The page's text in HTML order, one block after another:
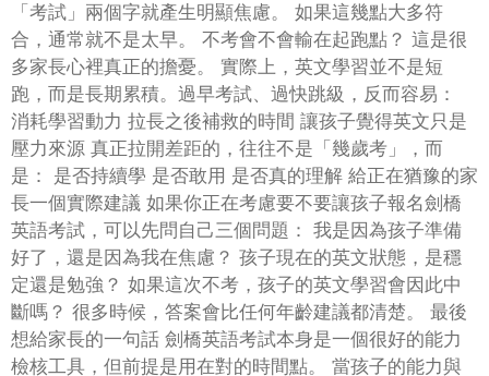
「考試」兩個字就產生明顯焦慮。 如果這幾點大多符
合，通常就不是太早。 不考會不會輸在起跑點？ 這是很
多家長心裡真正的擔憂。 實際上，英文學習並不是短
跑，而是長期累積。過早考試、過快跳級，反而容易：
消耗學習動力 拉長之後補救的時間 讓孩子覺得英文只是
壓力來源 真正拉開差距的，往往不是「幾歲考」，而
是： 是否持續學 是否敢用 是否真的理解 給正在猶豫的家
長一個實際建議 如果你正在考慮要不要讓孩子報名劍橋
英語考試，可以先問自己三個問題： 我是因為孩子準備
好了，還是因為我在焦慮？ 孩子現在的英文狀態，是穩
定還是勉強？ 如果這次不考，孩子的英文學習會因此中
斷嗎？ 很多時候，答案會比任何年齡建議都清楚。 最後
想給家長的一句話 劍橋英語考試本身是一個很好的能力
檢核工具，但前提是用在對的時間點。 當孩子的能力與